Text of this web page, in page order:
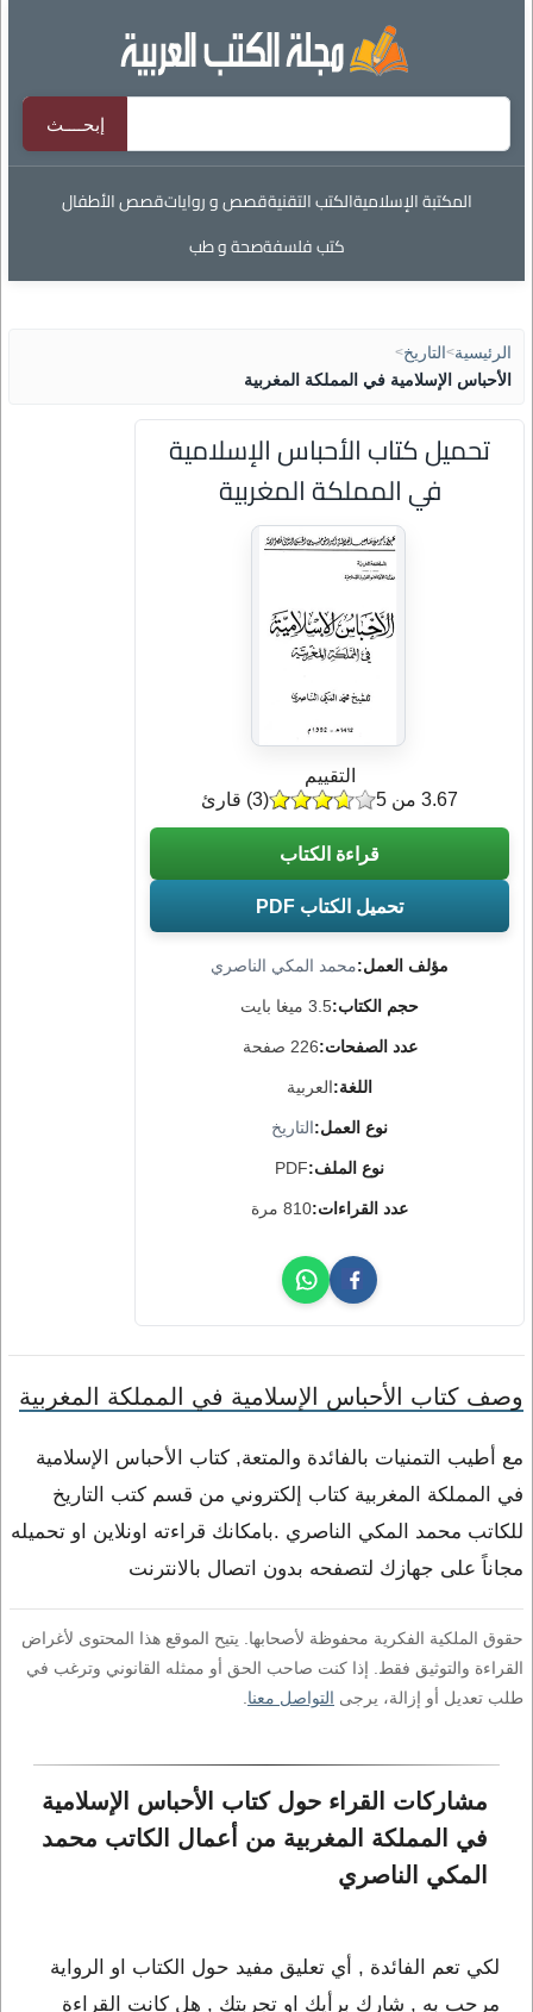
المكتبة الإسلاميةالكتب التقنيةقصص و رواياتقصص الأطفال
كتب فلسفةصحة و طب
الرئيسية> التاريخ>
الأحباس الإسلامية في المملكة المغربية
تحميل كتاب الأحباس الإسلامية
في المملكة المغربية
مؤلف العمل:محمد المكي الناصري
حجم الكتاب:3.5 ميغا بايت
عدد الصفحات:226 صفحة
اللغة:العربية
نوع العمل:التاريخ
نوع الملف:PDF
عدد القراءات:810 مرة
التقييم
(
3) قارئ 3.67 من 5
قراءة الكتاب
تحميل الكتاب PDF
وصف كتاب الأحباس الإسلامية في المملكة المغربية
مع أطيب التمنيات بالفائدة والمتعة, كتاب الأحباس الإسلامية
في المملكة المغربية كتاب إلكتروني من قسم كتب التاريخ
للكاتب محمد المكي الناصري .بامكانك قراءته اونلاين او تحميله
مجاناً على جهازك لتصفحه بدون اتصال بالانترنت
حقوق الملكية الفكرية محفوظة لأصحابها. يتيح الموقع هذا المحتوى لأغراض
القراءة والتوثيق فقط. إذا كنت صاحب الحق أو ممثله القانوني وترغب في
طلب تعديل أو إزالة، يرجى التواصل معنا
مشاركات القراء حول كتاب الأحباس الإسلامية
في المملكة المغربية من أعمال الكاتب محمد
المكي الناصري
لكي تعم الفائدة , أي تعليق مفيد حول الكتاب او الرواية
مرحب به , شارك برأيك او تجربتك , هل كانت القراءة